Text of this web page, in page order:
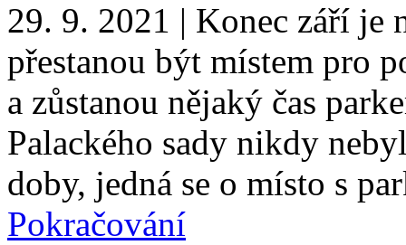
29. 9. 2021 | Konec září je
přestanou být místem pro
a zůstanou nějaký čas
Palackého sady nikdy
doby, jedná se o místo s
Pokračování